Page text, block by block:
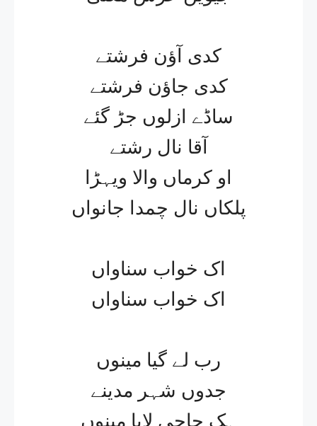
کدی آؤن فرشتے
کدی جاؤن فرشتے
ساڈے ازلوں جڑ گئے
آقا نال رشتے
او کرماں والا ویہڑا
پلکاں نال چمدا جانواں
اک خواب سناواں
اک خواب سناواں
رب لے گیا مینوں
جدوں شہر مدینے
ہک حاجی لایا مینوں